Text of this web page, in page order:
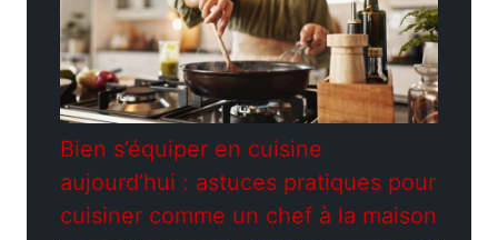
Bien s’équiper en cuisine
aujourd’hui : astuces pratiques pour
cuisiner comme un chef à la maison